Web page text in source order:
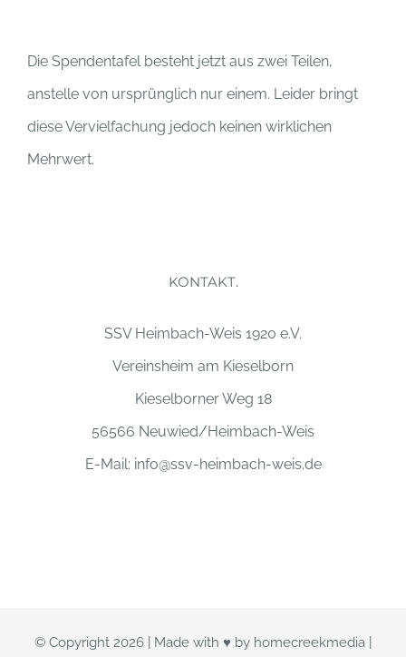
Die Spendentafel besteht jetzt aus zwei Teilen,
anstelle von ursprünglich nur einem. Leider bringt
diese Vervielfachung jedoch keinen wirklichen
Mehrwert.
KONTAKT.
SSV Heimbach-Weis 1920 e.V.
Vereinsheim am Kieselborn
Kieselborner Weg 18
56566 Neuwied/Heimbach-Weis
E-Mail: info@ssv-heimbach-weis.de
© Copyright 2026 | Made with ♥ by homecreekmedia